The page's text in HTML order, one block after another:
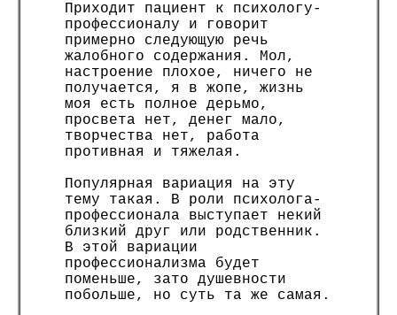
Приходит пациент к психологу-
профессионалу и говорит
примерно следующую речь
жалобного содержания. Мол,
настроение плохое, ничего не
получается, я в жопе, жизнь
моя есть полное дерьмо,
просвета нет, денег мало,
творчества нет, работа
противная и тяжелая.
Популярная вариация на эту
тему такая. В роли психолога-
профессионала выступает некий
близкий друг или родственник.
В этой вариации
профессионализма будет
поменьше, зато душевности
побольше, но суть та же самая.